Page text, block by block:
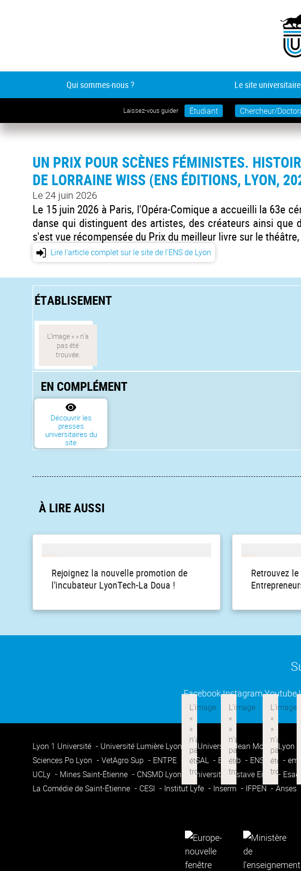
Qui sommes-nous ? Le site universitaire
Laissez-vous guider Étudiant Chercheur/
UN PRIX POUR SCÈNES FÉMINISTES.
DE LORRAINE WISS (ENS ÉDITIONS, LYON,
Le 24 juin 2026
Le 15 juin 2026 à Paris, l'Opéra-Comique a accueilli la 63e
danse qui distinguent des artistes, des créateurs ainsi
s'est vue récompensée du Prix du meilleur livre sur le
Lire l'article complet sur le site de l'ENS de Lyon
À LIRE AUSSI
Rejoignez la nouvelle promotion de
l'incubateur LyonTech-La Doua !
Retrouvez
ÉTABLISEMENT
EN COMPLÉMENT
Découvrir les
presses
universitaires du
site
Facebook(ouverture dans une
InstagramYoutube
Lyon 1 Université Université Lumière Lyon 2 Université Jean Moulin Lyon 3
Sciences Po Lyon
VetAgro Sup ENTPE ENSAL Enssib ENSATT
UCLy
Mines Saint-Étienne CNSMD Lyon Université Gustave Eiffel
La Comédie de Saint-Étienne
CESI Institut Lyfe Inserm IFPEN Anses